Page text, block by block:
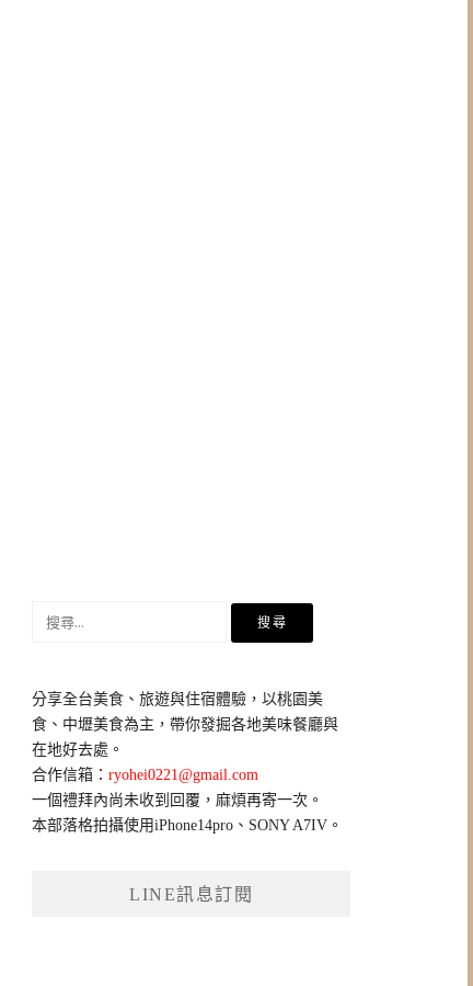
鍵
字:
分享全台美食、旅遊與住宿體驗，以桃園美
食、中壢美食為主，帶你發掘各地美味餐廳與
在地好去處。
合作信箱：ryohei0221@gmail.com
一個禮拜內尚未收到回覆，麻煩再寄一次。
本部落格拍攝使用iPhone14pro、SONY A7IV。
LINE訊息訂閱